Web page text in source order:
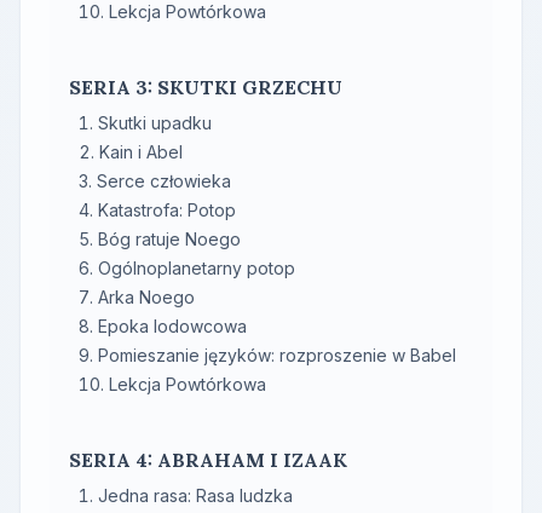
Lekcja Powtórkowa
SERIA 3: SKUTKI GRZECHU
Skutki upadku
Kain i Abel
Serce człowieka
Katastrofa: Potop
Bóg ratuje Noego
Ogólnoplanetarny potop
Arka Noego
Epoka lodowcowa
Pomieszanie języków: rozproszenie w Babel
Lekcja Powtórkowa
SERIA 4: ABRAHAM I IZAAK
Jedna rasa: Rasa ludzka